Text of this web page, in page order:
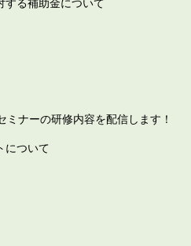
する補助金について
ミナーの研修内容を配信します！
について